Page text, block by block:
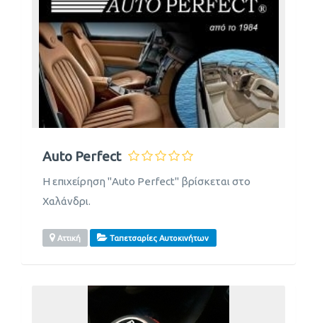
Auto Perfect
Η επιχείρηση "Auto Perfect" βρίσκεται στο
Χαλάνδρι.
Αττική Ταπετσαρίες Αυτοκινήτων